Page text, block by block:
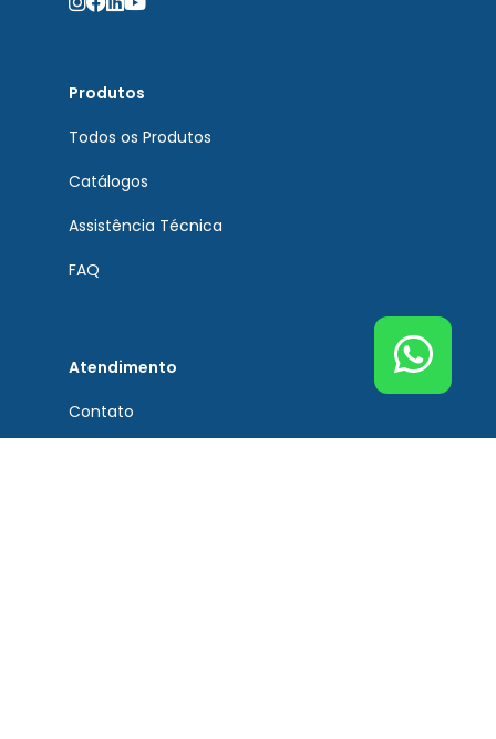
Produtos
Todos os Produtos
Catálogos
Assistência Técnica
FAQ
Atendimento
Contato